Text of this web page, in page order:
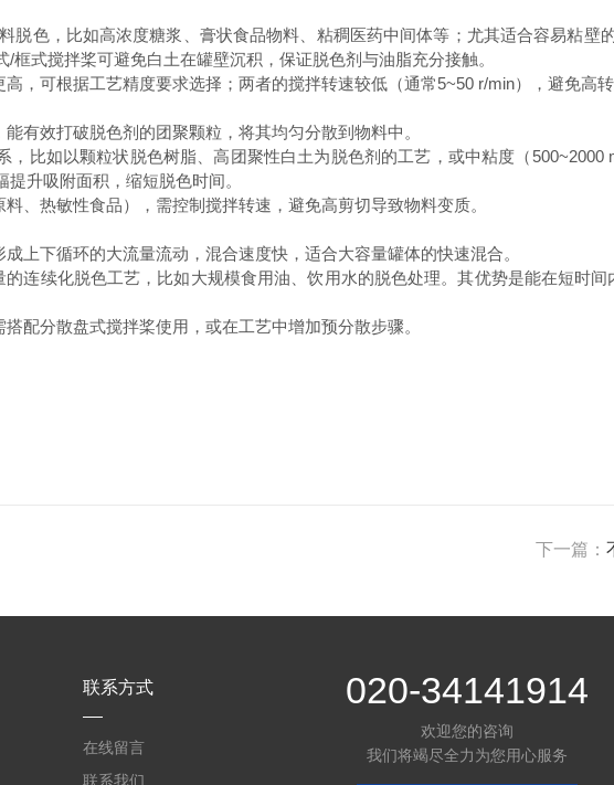
脱色，比如高浓度糖浆、膏状食品物料、粘稠医药中间体等；尤其适合容易粘壁
式搅拌桨可避免白土在罐壁沉积，保证脱色剂与油脂充分接触。
，可根据工艺精度要求选择；两者的搅拌转速较低（通常5~50 r/min），避免高转
有效打破脱色剂的团聚颗粒，将其均匀分散到物料中。
比如以颗粒状脱色树脂、高团聚性白土为脱色剂的工艺，或中粘度（500~2000
升吸附面积，缩短脱色时间。
、热敏性食品），需控制搅拌转速，避免高剪切导致物料变质。
上下循环的大流量流动，混合速度快，适合大容量罐体的快速混合。
连续化脱色工艺，比如大规模食用油、饮用水的脱色处理。其优势是能在短时
配分散盘式搅拌桨使用，或在工艺中增加预分散步骤。
下一篇：
联系方式
在线留言
联系我们
020-34141914
欢迎您的咨询
我们将竭尽全力为您用心服务